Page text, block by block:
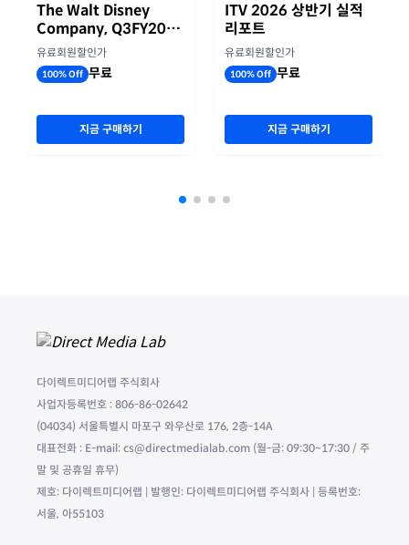
The Walt Disney
Company, Q3FY2026
실적자료
유료회원할인가
100% Off 무료
지금 구매하기
ITV 2026 상반기 실적
리포트
유료회원할인가
100% Off 무료
지금 구매하기
다이렉트미디어랩 주식회사
사업자등록번호 : 806-86-02642
(04034) 서울특별시 마포구 와우산로 176, 2층-14A
대표전화 : E-mail: cs@directmedialab.com (월-금: 09:30~17:30 / 주
말 및 공휴일 휴무)
제호: 다이렉트미디어랩 | 발행인: 다이렉트미디어랩 주식회사 | 등록번호:
서울, 아55103